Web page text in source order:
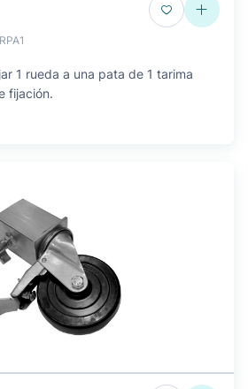
1 rueda a una pata de 1 tarima
fijación.